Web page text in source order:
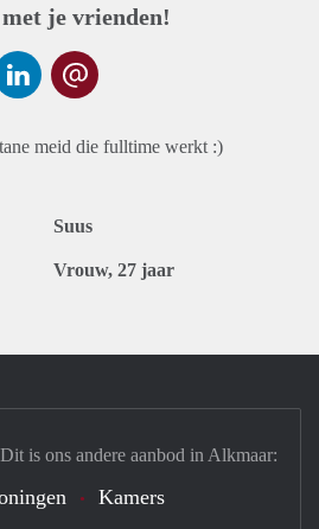
je vrienden!
meid die fulltime werkt :)
Suus
Vrouw, 27 jaar
is ons andere aanbod in Alkmaar:
Kamers